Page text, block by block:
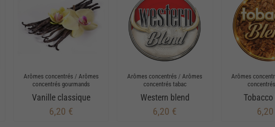
Arômes concentrés / Arômes
concentrés gourmands
Vanille classique
6,20 €
Arômes concentrés /Arômes
concentrés tabac
Western blend
6,20 €
Arômes
Tobacco